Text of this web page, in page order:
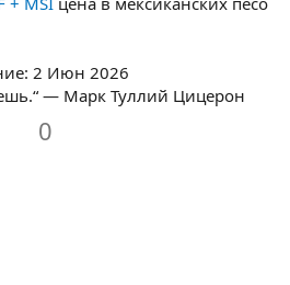
2 Июн 2026
— Марк Туллий Цицерон
0